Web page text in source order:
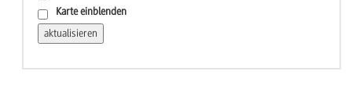
Karte einblenden